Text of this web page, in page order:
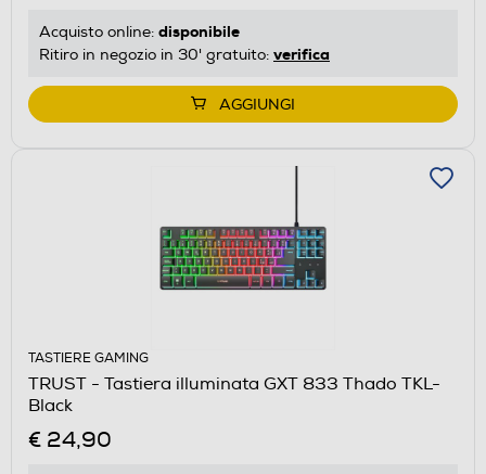
Acquisto online: disponibile
Ritiro in negozio in 30' gratuito: verifica
AGGIUNGI
TASTIERE GAMING
TRUST - Tastiera illuminata GXT 833 Thado TKL-
Black
€ 24,90